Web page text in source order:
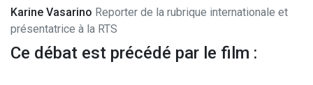
Karine Vasarino Reporter de la rubrique internationale et
présentatrice à la RTS
Ce débat est précédé par le film :